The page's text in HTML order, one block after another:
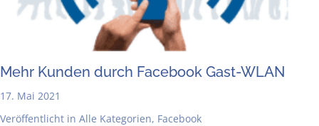
Mehr Kun­den durch Face­book Gast-WLAN
17. Mai 2021
Veröffentlicht in Alle Kategorien, Facebook